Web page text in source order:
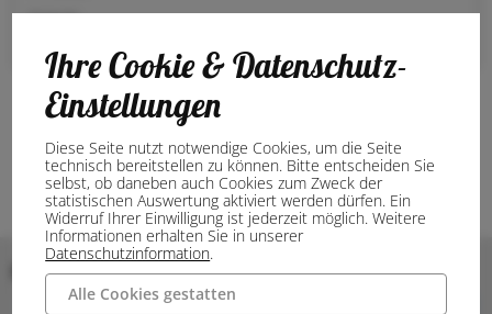
Eintritt
Bilder
Ihre Cookie & Datenschutz-
Einstellungen
Diese Seite nutzt notwendige Cookies, um die Seite
technisch bereitstellen zu können. Bitte entscheiden Sie
selbst, ob daneben auch Cookies zum Zweck der
statistischen Auswertung aktiviert werden dürfen. Ein
Widerruf Ihrer Einwilligung ist jederzeit möglich. Weitere
Informationen erhalten Sie in unserer
Datenschutzinformation.
Alle Cookies gestatten